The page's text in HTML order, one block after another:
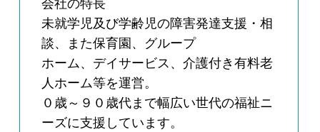
会社の特長
未就学児及び学齢児の障害発達支援・相
談、また保育園、グループ
ホーム、デイサービス、介護付き有料老
人ホーム等を運営。
０歳～９０歳代まで幅広い世代の福祉ニ
ーズに支援しています。